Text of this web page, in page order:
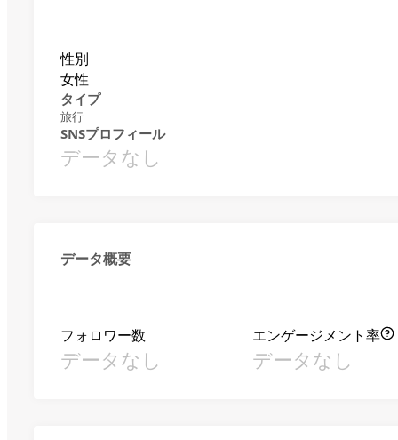
性別
女性
タイプ
旅行
SNSプロフィール
データなし
データ概要
フォロワー数
データなし
エンゲージメント率
データなし